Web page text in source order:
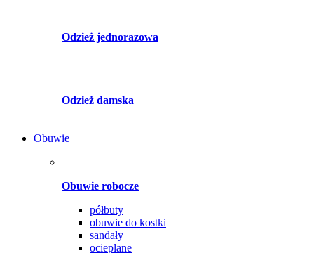
Odzież jednorazowa
Odzież damska
Obuwie
Obuwie robocze
półbuty
obuwie do kostki
sandały
ocieplane